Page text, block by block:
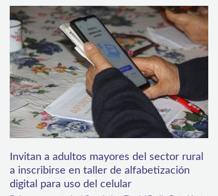
Invitan a adultos mayores del sector rural
a inscribirse en taller de alfabetización
digital para uso del celular
Invitan
a
adultos
mayores
del
sector
rural
a
inscribirse
en
taller
de